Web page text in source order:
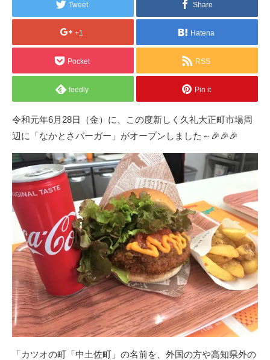
Tweet Share
+1 Hatena
Pocket RSS
feedly Pin it
令和元年6月28日（金）に、この度新しく久礼大正町市場周
辺に「なかとさバーガー」がオープンしました～🎉🎉🎉
「カツオの町「中土佐町」の名前を、外国の方や高知県外の